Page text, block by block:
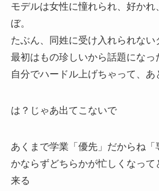
モデルは女性に憧れられ、好か
ぼ。
たぶん、同姓に受け入れられない
最初はもの珍しいから話題になっ
自分でハードル上げちゃって、あ
は？じゃあ出てこないで
あくまで学業「優先」だからね「
かならずどちらかが忙しくなっ
来る